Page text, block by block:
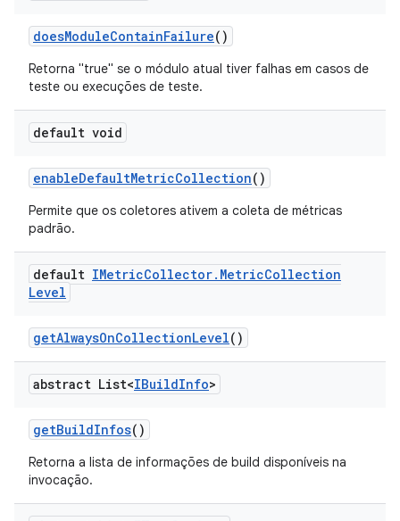
doesModuleContainFailure()
Retorna "true" se o módulo atual tiver falhas em casos de
teste ou execuções de teste.
default void
enableDefaultMetricCollection()
Permite que os coletores ativem a coleta de métricas
padrão.
default IMetricCollector. MetricCollection
Level
getAlwaysOnCollectionLevel()
abstract List<IBuildInfo>
getBuildInfos()
Retorna a lista de informações de build disponíveis na
invocação.